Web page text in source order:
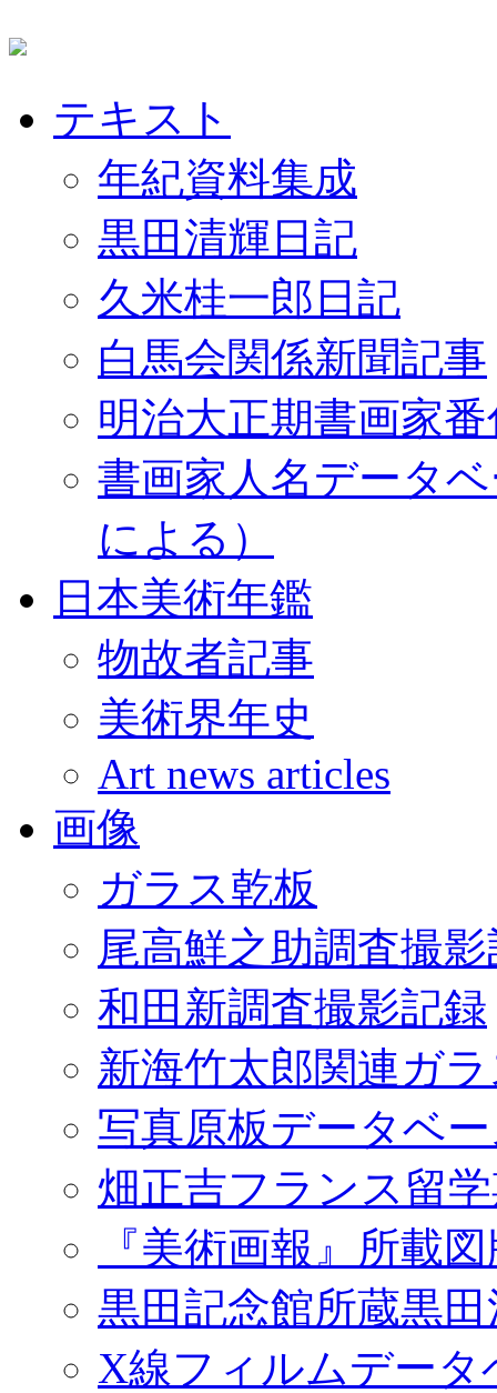
テキスト
年紀資料集成
黒田清輝日記
久米桂一郎日記
白馬会関係新聞記事
明治大正期書画家
書画家人名データ
による）
日本美術年鑑
物故者記事
美術界年史
Art news articles
画像
ガラス乾板
尾高鮮之助調査撮
和田新調査撮影記録
新海竹太郎関連ガ
写真原板データベ
畑正吉フランス留
『美術画報』所載
黒田記念館所蔵黒
X線フィルムデータ